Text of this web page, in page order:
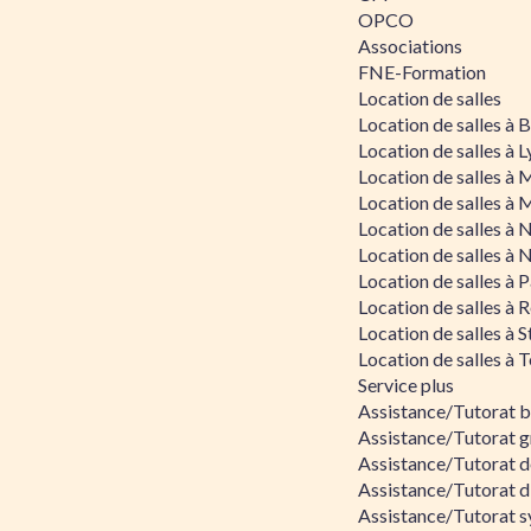
OPCO
Associations
FNE-Formation
Location de salles
Location de salles à
Location de salles à
Location de salles à
Location de salles à
Location de salles à
Location de salles à
Location de salles à
Location de salles à
Location de salles à
Location de salles à
Service plus
Assistance/Tutorat
Assistance/Tutorat
Assistance/Tutorat
Assistance/Tutorat
Assistance/Tutorat